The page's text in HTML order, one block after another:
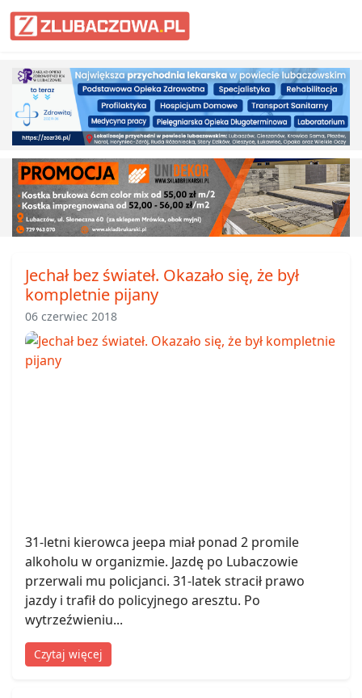
Informacje Lubaczów, powiat
Jechał bez świateł. Okazało się, że był
kompletnie pijany
06 czerwiec 2018
31-letni kierowca jeepa miał ponad 2 promile
alkoholu w organizmie. Jazdę po Lubaczowie
przerwali mu policjanci. 31-latek stracił prawo
jazdy i trafił do policyjnego aresztu. Po
wytrzeźwieniu...
Czytaj więcej